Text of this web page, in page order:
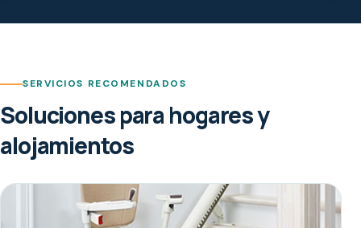
SERVICIOS RECOMENDADOS
Soluciones para hogares y
alojamientos